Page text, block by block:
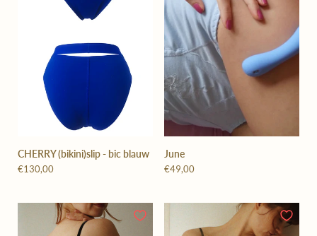
CHERRY (bikini)slip - bic blauw
€130,00
June
€49,00